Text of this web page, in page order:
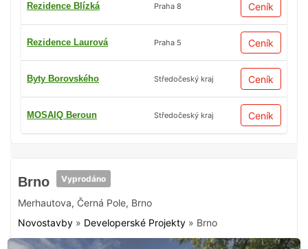
Brno Vyprodáno
Merhautova, Černá Pole, Brno
Novostavby » Developerské Projekty » Brno
Rezidence Blízká Praha 8 Ceník
Rezidence Laurová Praha 5 Ceník
Byty Borovského Středočeský kraj Ceník
MOSAIQ Beroun Středočeský kraj Ceník